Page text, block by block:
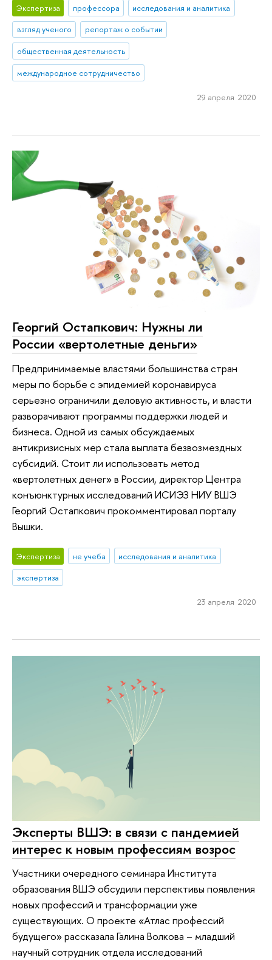
Экспертиза профессора
исследования и аналитика
взгляд ученого
репортаж о событии
общественная деятельность
международное сотрудничество
29 апреля 2020
Георгий Остапкович: Нужны ли
России «вертолетные деньги»
Предпринимаемые властями большинства стран
меры по борьбе с эпидемией коронавируса
серьезно ограничили деловую активность, и власти
разворачивают программы поддержки людей и
бизнеса. Одной из самых обсуждаемых
антикризисных мер стала выплата безвозмездных
субсидий. Стоит ли использовать метод
«вертолетных денег» в России, директор Центра
конъюнктурных исследований ИСИЭЗ НИУ ВШЭ
Георгий Остапкович прокомментировал порталу
Вышки.
Экспертиза не учеба
исследования и аналитика
экспертиза
23 апреля 2020
Эксперты ВШЭ: в связи с пандемией
интерес к новым профессиям возрос
Участники очередного семинара Института
образования ВШЭ обсудили перспективы появления
новых профессий и трансформации уже
существующих. О проекте «Атлас профессий
будущего» рассказала Галина Волкова – младший
научный сотрудник отдела исследований